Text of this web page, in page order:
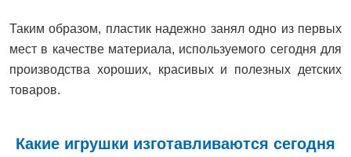
Таким образом, пластик надежно занял одно из первых
мест в качестве материала, используемого сегодня для
производства хороших, красивых и полезных детских
товаров.
Какие игрушки изготавливаются сегодня